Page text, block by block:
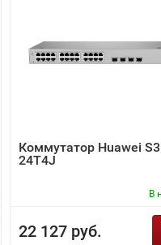
Коммутатор Huawei
24T4J
В
22 127 руб.